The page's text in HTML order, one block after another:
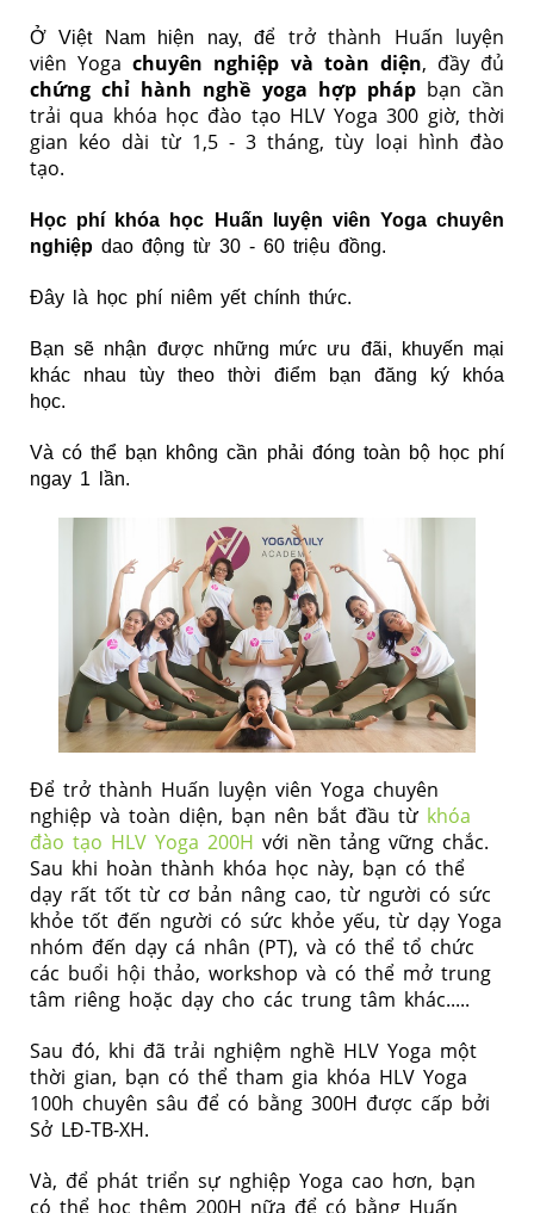
Ở Việt Nam hiện nay, để trở thành Huấn luyện
viên Yogachuyên nghiệp và toàn diện, đầy đủ
chứng chỉ hành nghề yoga hợp phápbạn cần
trải qua khóa học đào tạo HLV Yoga 300 giờ, thời
gian kéo dài từ 1,5 - 3 tháng, tùy loại hình đào
tạo.
Học phí khóa học Huấn luyện viên Yoga chuyên
nghiệp dao động từ 30 - 60 triệu đồng.
Đây là học phí niêm yết chính thức.
Bạn sẽ nhận được những mức ưu đãi, khuyến mại
khác nhau tùy theo thời điểm bạn đăng ký khóa
học.
Và có thể bạn không cần phải đóng toàn bộ học phí
ngay 1 lần.
Để trở thành Huấn luyện viên Yoga chuyên
nghiệp và toàn diện, bạn nên bắt đầu từ khóa
đào tạo HLV Yoga 200H với nền tảng vững chắc.
Sau khi hoàn thành khóa học này, bạn có thể
dạy rất tốt từ cơ bản nâng cao, từ người có sức
khỏe tốt đến người có sức khỏe yếu, từ dạy Yoga
nhóm đến dạy cá nhân (PT), và có thể tổ chức
các buổi hội thảo, workshop và có thể mở trung
tâm riêng hoặc dạy cho các trung tâm khác.....
Sau đó, khi đã trải nghiệm nghề HLV Yoga một
thời gian, bạn có thể tham gia khóa HLV Yoga
100h chuyên sâu để có bằng 300H được cấp bởi
Sở LĐ-TB-XH.
Và, để phát triển sự nghiệp Yoga cao hơn, bạn
có thể học thêm 200H nữa để có bằng Huấn